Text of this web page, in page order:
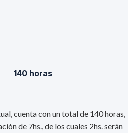
140 horas
cuenta con un total de 140 horas,
de 7hs., de los cuales 2hs. serán